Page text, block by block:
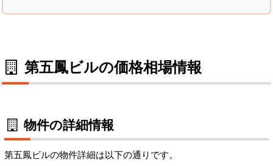
第五鳳ビルの価格相場情報
物件の詳細情報
第五鳳ビルの物件詳細は以下の通りです。